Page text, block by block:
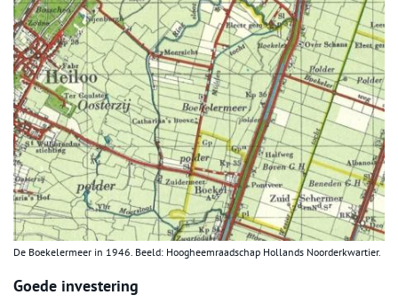
De Boekelermeer in 1946. Beeld: Hoogheemraadschap Hollands Noorderkwartier.
Goede investering